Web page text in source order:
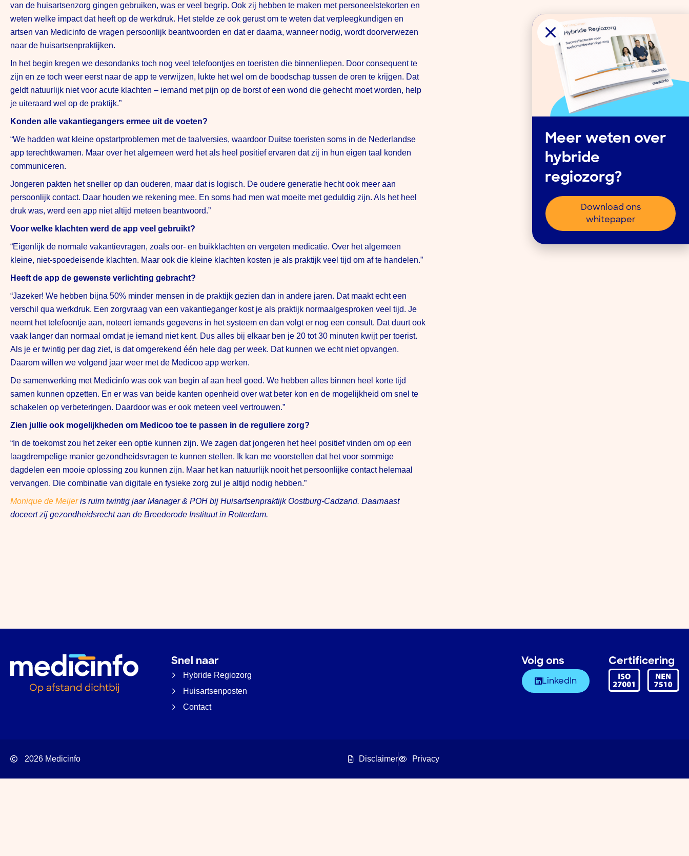
van de huisartsenzorg gingen gebruiken, was er veel begrip. Ook zij hebben te maken met personeelstekorten en
weten welke impact dat heeft op de werkdruk. Het stelde ze ook gerust om te weten dat verpleegkundigen en
artsen van Medicinfo de vragen persoonlijk beantwoorden en dat er daarna, wanneer nodig, wordt doorverwezen
naar de huisartsenpraktijken.
In het begin kregen we desondanks toch nog veel telefoontjes en toeristen die binnenliepen. Door consequent te
zijn en ze toch weer eerst naar de app te verwijzen, lukte het wel om de boodschap tussen de oren te krijgen. Dat
geldt natuurlijk niet voor acute klachten – iemand met pijn op de borst of een wond die gehecht moet worden, help
je uiteraard wel op de praktijk.”
Konden alle vakantiegangers ermee uit de voeten?
“We hadden wat kleine opstartproblemen met de taalversies, waardoor Duitse toeristen soms in de Nederlandse
app terechtkwamen. Maar over het algemeen werd het als heel positief ervaren dat zij in hun eigen taal konden
communiceren.
Jongeren pakten het sneller op dan ouderen, maar dat is logisch. De oudere generatie hecht ook meer aan
persoonlijk contact. Daar houden we rekening mee. En soms had men wat moeite met geduldig zijn. Als het heel
druk was, werd een app niet altijd meteen beantwoord.”
Voor welke klachten werd de app veel gebruikt?
“Eigenlijk de normale vakantievragen, zoals oor- en buikklachten en vergeten medicatie. Over het algemeen
kleine, niet-spoedeisende klachten. Maar ook die kleine klachten kosten je als praktijk veel tijd om af te handelen.”
Heeft de app de gewenste verlichting gebracht?
“Jazeker! We hebben bijna 50% minder mensen in de praktijk gezien dan in andere jaren. Dat maakt echt een
verschil qua werkdruk. Een zorgvraag van een vakantieganger kost je als praktijk normaalgesproken veel tijd. Je
neemt het telefoontje aan, noteert iemands gegevens in het systeem en dan volgt er nog een consult. Dat duurt ook
vaak langer dan normaal omdat je iemand niet kent. Dus alles bij elkaar ben je 20 tot 30 minuten kwijt per toerist.
Als je er twintig per dag ziet, is dat omgerekend één hele dag per week. Dat kunnen we echt niet opvangen.
Daarom willen we volgend jaar weer met de Medicoo app werken.
De samenwerking met Medicinfo was ook van begin af aan heel goed. We hebben alles binnen heel korte tijd
samen kunnen opzetten. En er was van beide kanten openheid over wat beter kon en de mogelijkheid om snel te
schakelen op verbeteringen. Daardoor was er ook meteen veel vertrouwen.”
Zien jullie ook mogelijkheden om Medicoo toe te passen in de reguliere zorg?
“In de toekomst zou het zeker een optie kunnen zijn. We zagen dat jongeren het heel positief vinden om op een
laagdrempelige manier gezondheidsvragen te kunnen stellen. Ik kan me voorstellen dat het voor sommige
dagdelen een mooie oplossing zou kunnen zijn. Maar het kan natuurlijk nooit het persoonlijke contact helemaal
vervangen. Die combinatie van digitale en fysieke zorg zul je altijd nodig hebben.”
Monique de Meijeris ruim twintig jaar Manager & POH bij Huisartsenpraktijk Oostburg-Cadzand. Daarnaast
doceert zij gezondheidsrecht aan de Breederode Instituut in Rotterdam.
Snel naar
Hybride Regiozorg
Huisartsenposten
Contact
Volg ons
LinkedIn
Certificering
2026 Medicinfo Disclaimer Privacy
Meer weten over
hybride
regiozorg?
Download ons
whitepaper